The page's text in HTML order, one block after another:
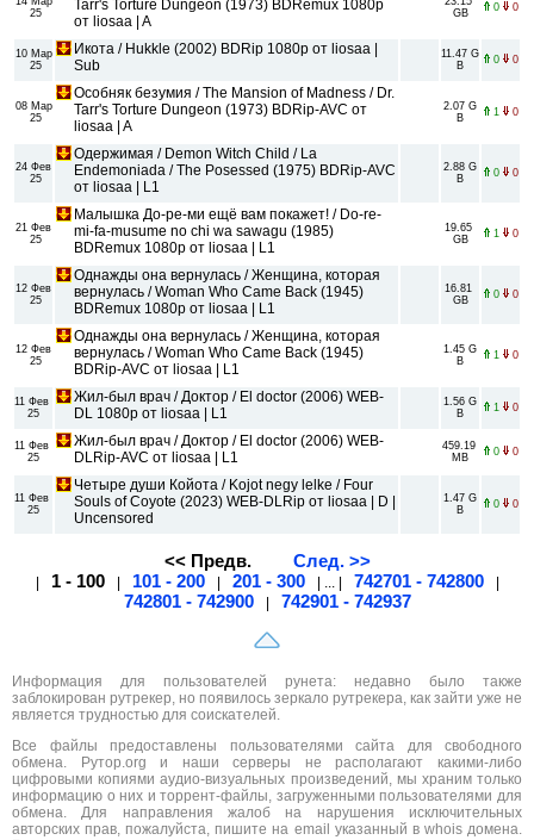
25
Tarr's Torture Dungeon (1973) BDRemux 1080p
от liosaa | A
GB
0 0
10 Мар
25
Икота / Hukkle (2002) BDRip 1080p от liosaa |
Sub
11.47 G
B
0 0
08 Мар
25
Особняк безумия / The Mansion of Madness / Dr.
Tarr's Torture Dungeon (1973) BDRip-AVC от
liosaa | A
2.07 G
B
1 0
24 Фев
25
Одержимая / Demon Witch Child / La
Endemoniada / The Posessed (1975) BDRip-AVC
от liosaa | L1
2.88 G
B
0 0
21 Фев
25
Малышка До-ре-ми ещё вам покажет! / Do-re-
mi-fa-musume no chi wa sawagu (1985)
BDRemux 1080p от liosaa | L1
19.65
GB
1 0
12 Фев
25
Однажды она вернулась / Женщина, которая
вернулась / Woman Who Came Back (1945)
BDRemux 1080p от liosaa | L1
16.81
GB
0 0
12 Фев
25
Однажды она вернулась / Женщина, которая
вернулась / Woman Who Came Back (1945)
BDRip-AVC от liosaa | L1
1.45 G
B
1 0
11 Фев
25
Жил-был врач / Доктор / El doctor (2006) WEB-
DL 1080p от liosaa | L1
1.56 G
B
1 0
11 Фев
25
Жил-был врач / Доктор / El doctor (2006) WEB-
DLRip-AVC от liosaa | L1
459.19
MB
0 0
11 Фев
25
Четыре души Койота / Kojot negy lelke / Four
Souls of Coyote (2023) WEB-DLRip от liosaa | D |
Uncensored
1.47 G
B
0 0
<< Предв. След. >>
| 1 - 100 | 101 - 200 | 201 - 300 | ... | 742701 - 742800 |
742801 - 742900 | 742901 - 742937
Информация для пользователей рунета: недавно было также
заблокирован рутрекер, но появилось зеркало рутрекера, как зайти уже не
является трудностью для соискателей.
Все файлы предоставлены пользователями сайта для свободного
обмена. Рутор.org и наши серверы не располагают какими-либо
цифровыми копиями аудио-визуальных произведений, мы храним только
информацию о них и торрент-файлы, загруженными пользователями для
обмена. Для направления жалоб на нарушения исключительных
авторских прав, пожалуйста, пишите на email указанный в whois домена.